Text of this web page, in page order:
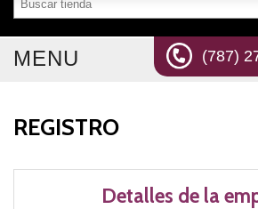
(787)
MENU
REGISTRO
Detalles de la